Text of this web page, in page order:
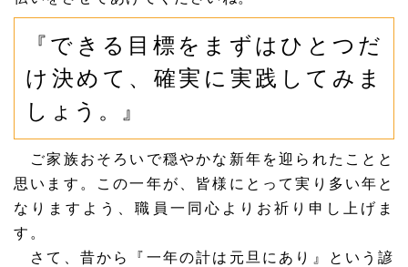
『できる目標をまずはひとつだ
け決めて、確実に実践してみま
しょう。』
ご家族おそろいで穏やかな新年を迎られたことと
思います。この一年が、皆様にとって実り多い年と
なりますよう、職員一同心よりお祈り申し上げま
す。
さて、昔から『一年の計は元旦にあり』という諺